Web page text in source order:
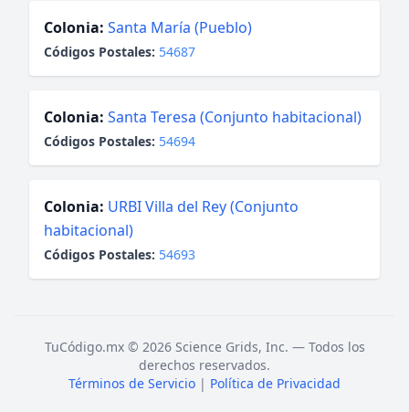
Colonia: Santa María (Pueblo)
Códigos Postales: 54687
Colonia: Santa Teresa (Conjunto habitacional)
Códigos Postales: 54694
Colonia: URBI Villa del Rey (Conjunto
habitacional)
Códigos Postales: 54693
TuCódigo.mx © 2026 Science Grids, Inc. — Todos los
derechos reservados.
Términos de Servicio | Política de Privacidad